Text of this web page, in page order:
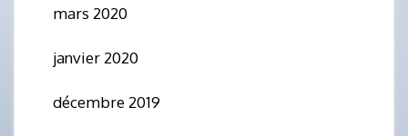
mars 2020
janvier 2020
décembre 2019